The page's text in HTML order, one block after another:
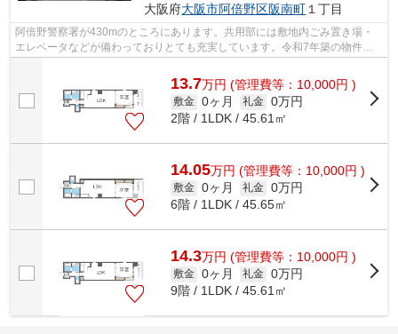
大阪府大阪市阿倍野区阪南町 １丁目
阿倍野警察署が430mのところにあります。共用部には敷地内ごみ置き場・
エレベータなどが備わっておりとても充実しています。令和7年築の物件で
13.7万円 (管理費等：10,000円 )
敷金 0ヶ月 礼金 0万円
2階 / 1LDK / 45.61㎡
14.05万円 (管理費等：10,000円 )
敷金 0ヶ月 礼金 0万円
6階 / 1LDK / 45.65㎡
14.3万円 (管理費等：10,000円 )
敷金 0ヶ月 礼金 0万円
9階 / 1LDK / 45.61㎡